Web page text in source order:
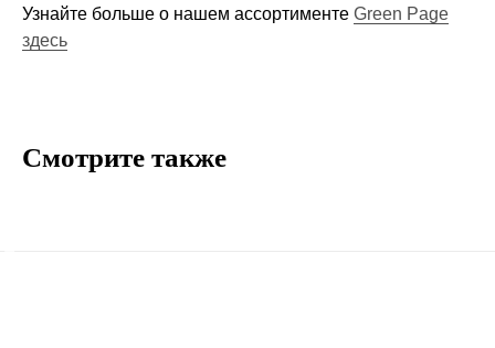
Узнайте больше о нашем ассортименте Green Page
здесь
Смотрите также
Гарантия